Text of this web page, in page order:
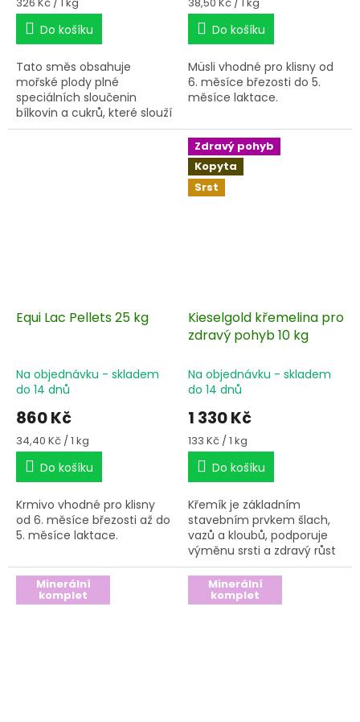
cena:
Do košíku
Tato směs obsahuje
mořské plody plné
speciálních sloučenin
bílkovin a cukrů, které slouží
k výstavbě chrupavek,
cena:
Do košíku
Müsli vhodné pro klisny od
6. měsíce březosti do 5.
měsíce laktace.
Equi Lac Pellets 25 kg
Na objednávku - skladem
do 14 dnů
860 Kč
Měrná
cena:
34,40 Kč / 1 kg
Do košíku
Krmivo vhodné pro klisny
od 6. měsíce březosti až do
5. měsíce laktace.
Zdravý pohyb
Kopyta
Srst
Kieselgold křemelina pro
zdravý pohyb 10 kg
Na objednávku - skladem
do 14 dnů
1 330 Kč
Měrná
cena:
133 Kč / 1 kg
Do košíku
Křemík je základním
stavebním prvkem šlach,
vazů a kloubů, podporuje
výměnu srsti a zdravý růst
kopytní rohoviny.
Minerální
komplet
Minerální
komplet